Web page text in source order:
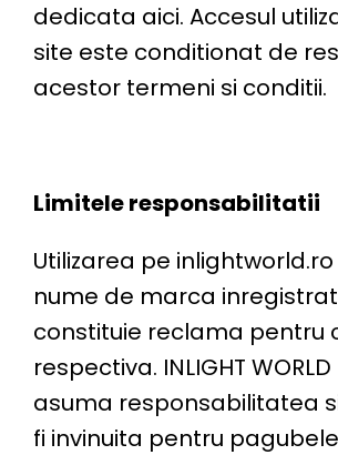
dedicata aici. Accesul
site este conditionat de
acestor termeni si conditii.
Limitele responsabilitatii
Utilizarea pe
nume de marca
constituie reclama pentru
respectiva. INLIGHT WORLD
asuma responsabilitatea
fi invinuita pentru